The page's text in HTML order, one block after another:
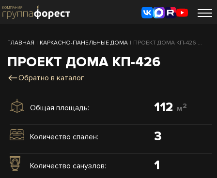
ГЛАВНАЯ | КАРКАСНО-ПАНЕЛЬНЫЕ ДОМА | ПРОЕКТ ДОМА КП-426 ...
ПРОЕКТ ДОМА КП-426
Обратно в каталог
Общая площадь: 112 м2
Количество спален: 3
Количество санузлов: 1